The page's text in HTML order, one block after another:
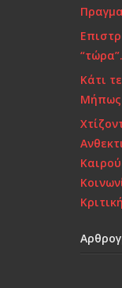
Κάτι
Μήπως